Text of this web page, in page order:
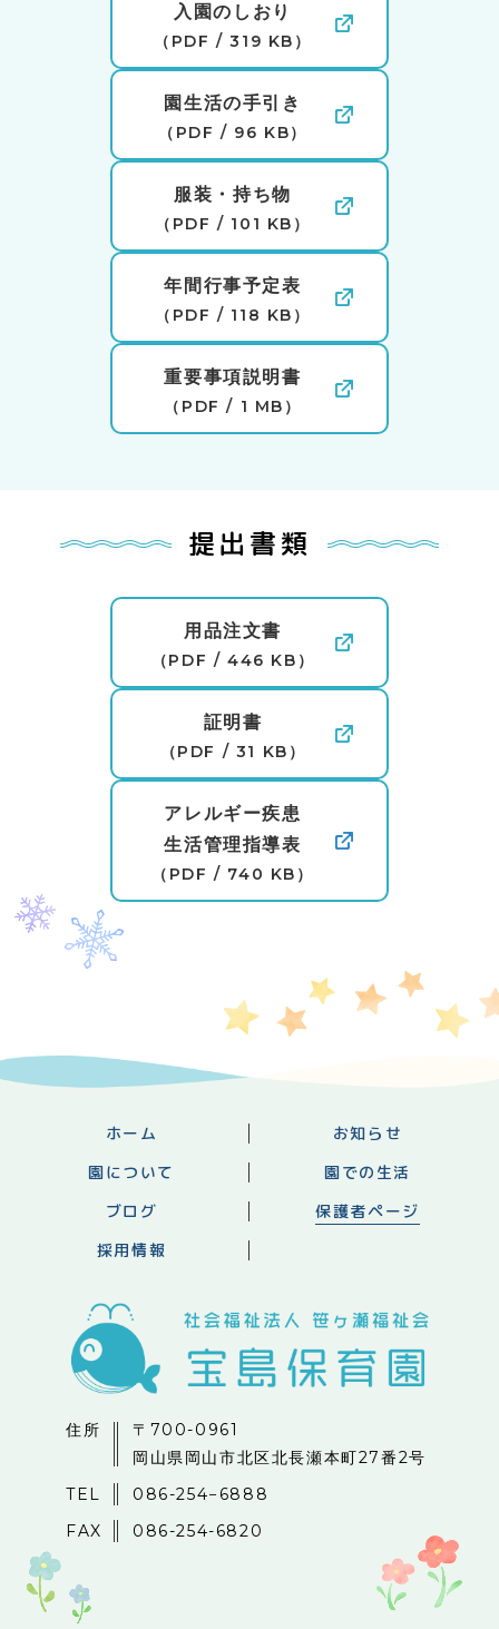
入園のしおり
（PDF / 319 KB）
園生活の手引き
（PDF / 96 KB）
服装・持ち物
（PDF / 101 KB）
年間行事予定表
（PDF / 118 KB）
重要事項説明書
（PDF / 1 MB）
提出書類
用品注文書
（PDF / 446 KB）
証明書
（PDF / 31 KB）
アレルギー疾患
生活管理指導表
（PDF / 740 KB）
ホーム
お知らせ
園について
園での生活
ブログ
保護者ページ
採用情報
住所
〒700-0961
岡山県岡山市北区北長瀬本町27番2号
TEL
086-254−6888
FAX
086-254-6820